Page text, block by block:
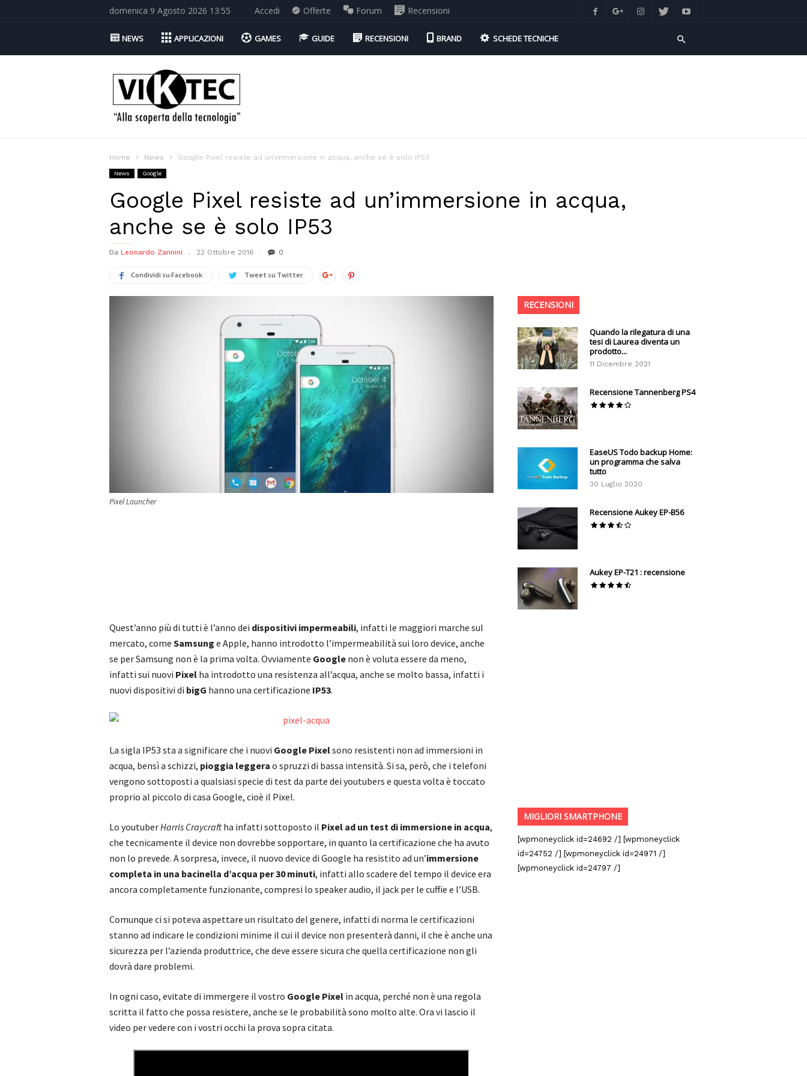
domenica 9 Agosto 2026 13:55 Accedi Offerte Forum Recensioni
NEWS APPLICAZIONI GAMES GUIDE RECENSIONI BRAND SCHEDE TECNICHE
Viktec.net
Home News Google Pixel resiste ad un’immersione in acqua, anche se è solo IP53
News Google
Google Pixel resiste ad un’immersione in acqua,
anche se è solo IP53
Da Leonardo Zannini 22 Ottobre 2016 0
Condividi su Facebook Tweet su Twitter
Pixel Launcher
Quest’anno più di tutti è l’anno dei dispositivi impermeabili, infatti le maggiori marche sul
mercato, come Samsung e Apple, hanno introdotto l’impermeabilità sui loro device, anche
se per Samsung non è la prima volta. Ovviamente Google non è voluta essere da meno,
infatti sui nuovi Pixel ha introdotto una resistenza all’acqua, anche se molto bassa, infatti i
nuovi dispositivi di bigG hanno una certificazione IP53.
La sigla IP53 sta a significare che i nuovi Google Pixelsono resistenti non ad immersioni in
acqua, bensì a schizzi, pioggia leggera o spruzzi di bassa intensità. Si sa, però, che i telefoni
vengono sottoposti a qualsiasi specie di test da parte dei youtubers e questa volta è toccato
proprio al piccolo di casa Google, cioè il Pixel.
Lo youtuberHarris Craycraftha infatti sottoposto il Pixel ad un test di immersione in acqua,
che tecnicamente il device non dovrebbe sopportare, in quanto la certificazione che ha avuto
non lo prevede. A sorpresa, invece, il nuovo device di Google ha resistito ad un’immersione
completa in una bacinella d’acqua per 30 minuti, infatti allo scadere del tempo il device era
ancora completamente funzionante, compresi lo speaker audio, il jack per le cuffie e l’USB.
Comunque ci si poteva aspettare un risultato del genere, infatti di norma le certificazioni
stanno ad indicare le condizioni minime il cui il device non presenterà danni, il che è anche una
sicurezza per l’azienda produttrice, che deve essere sicura che quella certificazione non gli
dovrà dare problemi.
In ogni caso, evitate di immergere il vostro Google Pixel in acqua, perché non è una regola
scritta il fatto che possa resistere, anche se le probabilità sono molto alte. Ora vi lascio il
video per vedere con i vostri occhi la prova sopra citata.
RECENSIONI
Quando la rilegatura di una
tesi di Laurea diventa un
prodotto...
11 Dicembre 2021
Recensione Tannenberg PS4
EaseUS Todo backup Home:
un programma che salva
tutto
30 Luglio 2020
Recensione Aukey EP-B56
Aukey EP-T21 : recensione
MIGLIORI SMARTPHONE
[wpmoneyclick id=24692 /] [wpmoneyclick
id=24752 /] [wpmoneyclick id=24971 /]
[wpmoneyclick id=24797 /]